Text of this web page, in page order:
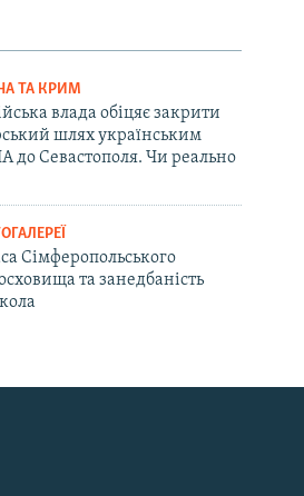
ТА КРИМ
влада обіцяє закрити
шлях українським
до Севастополя. Чи реально
Сімферопольського
та занедбаність